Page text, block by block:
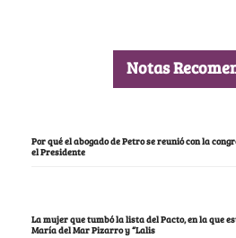
Notas
Por qué el abogado de Petro se reunió con la
el Presidente
La mujer que tumbó la lista del Pacto, en la que
María del Mar Pizarro y “Lalis